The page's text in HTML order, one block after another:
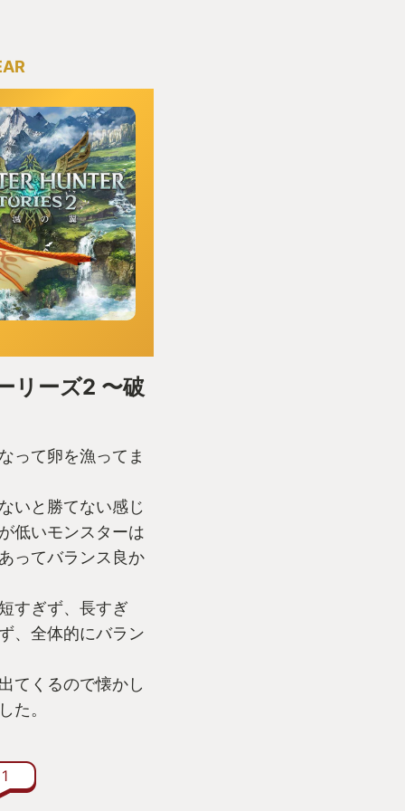
リーズ2 〜破
って卵を漁ってま
いと勝てない感じ
低いモンスターは
ってバランス良か
すぎず、長すぎ
、全体的にバラン
てくるので懐かし
た。
1